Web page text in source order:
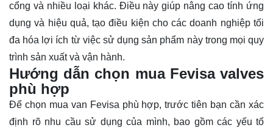
cổng và nhiều loại khác. Điều này giúp nâng cao tính ứng
dụng và hiệu quả, tạo điều kiện cho các doanh nghiệp tối
đa hóa lợi ích từ việc sử dụng sản phẩm này trong mọi quy
trình sản xuất và vận hành.
Hướng dẫn chọn mua Fevisa valves
phù hợp
Để chọn mua van Fevisa phù hợp, trước tiên bạn cần xác
định rõ nhu cầu sử dụng của mình, bao gồm các yếu tố